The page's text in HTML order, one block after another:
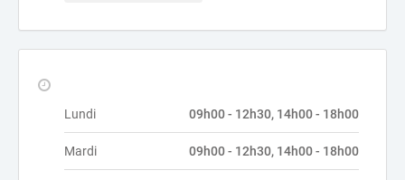
Lundi 09h00 - 12h30, 14h00 - 18h00
Mardi 09h00 - 12h30, 14h00 - 18h00